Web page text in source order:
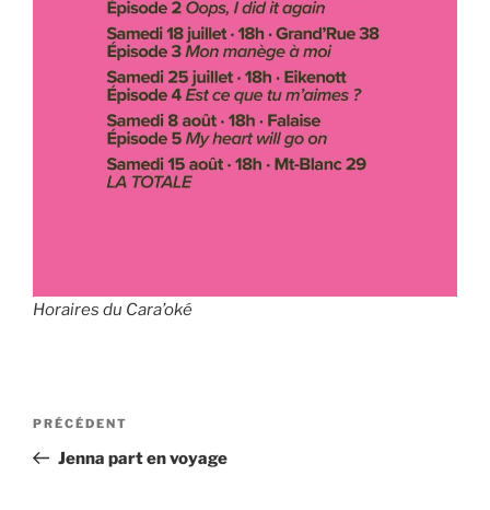
Horaires du Cara’oké
Navigation
l’article
Article
précédent
PRÉCÉDENT
Jenna part en voyage